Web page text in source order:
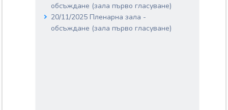
51-554-04-454.pdf
обсъждане (зала първо гласуване)
20/11/2025 Пленарна зала -
обсъждане (зала първо гласуване)